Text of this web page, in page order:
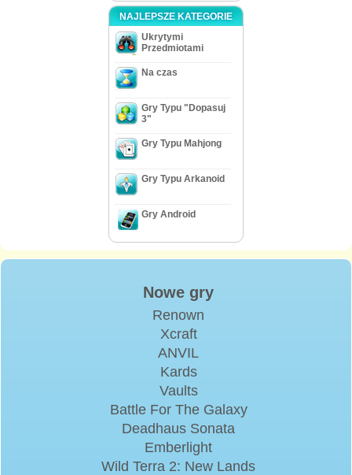
NAJLEPSZE KATEGORIE
Ukrytymi
Przedmiotami
Na czas
Gry Typu "Dopasuj
3"
Gry Typu Mahjong
Gry Typu Arkanoid
Gry Android
Nowe gry
Renown
Xcraft
ANVIL
Kards
Vaults
Battle For The Galaxy
Deadhaus Sonata
Emberlight
Wild Terra 2: New Lands